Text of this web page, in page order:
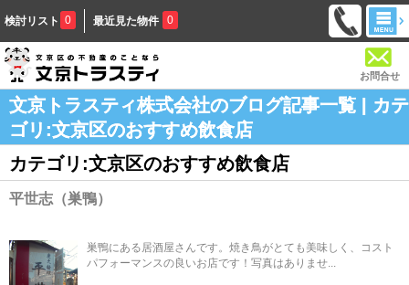
検討リスト 0 最近見た物件 0
お問合せ
文京トラスティ株式会社のブログ記事一覧 | カテ
ゴリ:文京区のおすすめ飲食店
カテゴリ:文京区のおすすめ飲食店
平世志（巣鴨）
巣鴨にある居酒屋さんです。焼き鳥がとても美味しく、コスト
パフォーマンスの良いお店です！写真はありませ...